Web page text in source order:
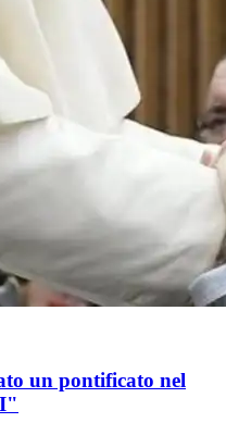
un pontificato nel